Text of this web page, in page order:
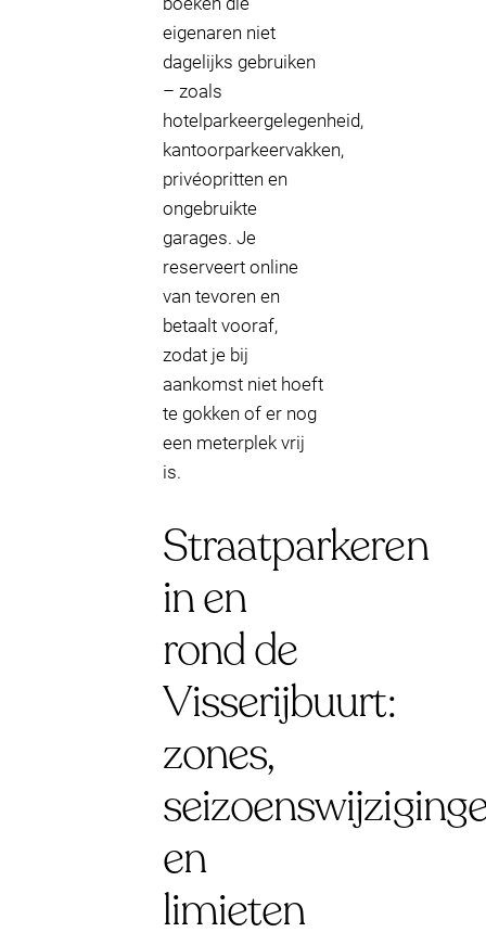
eigenaren niet
dagelijks gebruiken
– zoals
hotelparkeergelegenheid,
kantoorparkeervakken,
privéopritten en
ongebruikte
garages. Je
reserveert online
van tevoren en
betaalt vooraf,
zodat je bij
aankomst niet hoeft
te gokken of er nog
een meterplek vrij
is.
Straatparkeren
in en
rond de
Visserijbuurt:
zones,
en
limieten